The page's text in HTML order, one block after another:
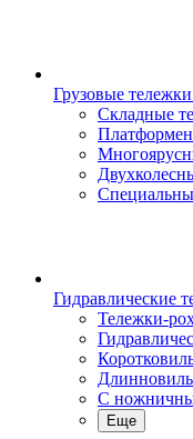
Грузовые тележки
Складные
Гидравлические
Тележки-
С
Еще